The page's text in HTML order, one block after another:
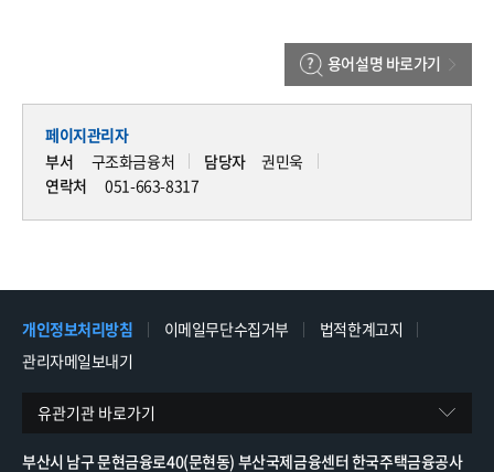
용어설명 바로가기
페이지관리자
부서
구조화금융처 담당자
권민욱
연락처
051-663-8317
개인정보처리방침 이메일무단수집거부
법적한계고지
관리자메일보내기
유관기관 바로가기
부산시 남구 문현금융로40(문현동) 부산국제금융센터 한국주택금융공사